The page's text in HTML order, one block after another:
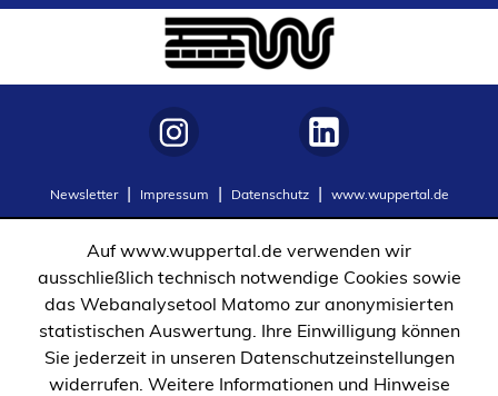
neuen
Newsletter
in
Impressum Datenschutz www.wuppertal.de
in
Auf www.wuppertal.de verwenden wir
ausschließlich technisch notwendige Cookies sowie
das Webanalysetool Matomo zur anonymisierten
statistischen Auswertung. Ihre Einwilligung können
Sie jederzeit in unseren Datenschutzeinstellungen
widerrufen. Weitere Informationen und Hinweise